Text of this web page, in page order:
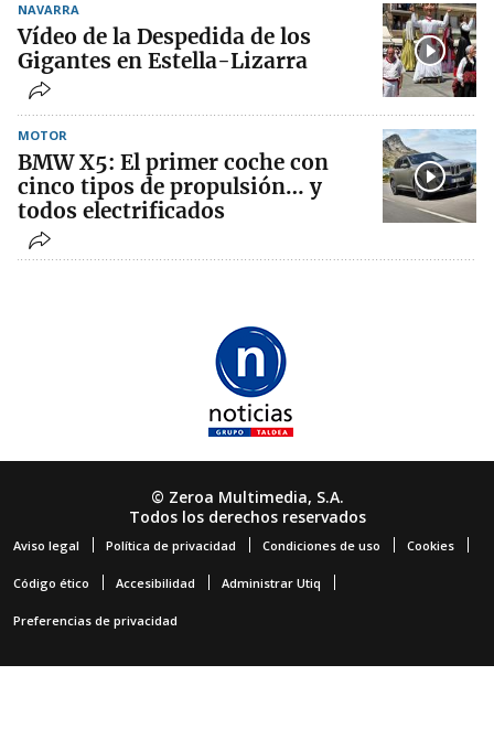
NAVARRA
Vídeo de la Despedida de los
Gigantes en Estella-Lizarra
MOTOR
BMW X5: El primer coche con
cinco tipos de propulsión… y
todos electrificados
© Zeroa Multimedia, S.A.
Todos los derechos reservados
Aviso legal Política de privacidad Condiciones de uso Cookies
Código ético Accesibilidad Administrar Utiq
Preferencias de privacidad